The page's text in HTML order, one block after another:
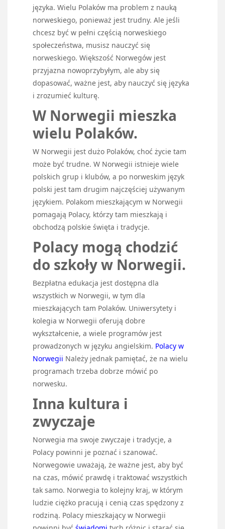
języka. Wielu Polaków ma problem z nauką
norweskiego, ponieważ jest trudny. Ale jeśli
chcesz być w pełni częścią norweskiego
społeczeństwa, musisz nauczyć się
norweskiego. Większość Norwegów jest
przyjazna nowoprzybyłym, ale aby się
dopasować, ważne jest, aby nauczyć się języka
i zrozumieć kulturę.
W Norwegii mieszka
wielu Polaków.
W Norwegii jest dużo Polaków, choć życie tam
może być trudne. W Norwegii istnieje wiele
polskich grup i klubów, a po norweskim język
polski jest tam drugim najczęściej używanym
językiem. Polakom mieszkającym w Norwegii
pomagają Polacy, którzy tam mieszkają i
obchodzą polskie święta i tradycje.
Polacy mogą chodzić
do szkoły w Norwegii.
Bezpłatna edukacja jest dostępna dla
wszystkich w Norwegii, w tym dla
mieszkających tam Polaków. Uniwersytety i
kolegia w Norwegii oferują dobre
wykształcenie, a wiele programów jest
prowadzonych w języku angielskim. Polacy w
Norwegii Należy jednak pamiętać, że na wielu
programach trzeba dobrze mówić po
norwesku.
Inna kultura i
zwyczaje
Norwegia ma swoje zwyczaje i tradycje, a
Polacy powinni je poznać i szanować.
Norwegowie uważają, że ważne jest, aby być
na czas, mówić prawdę i traktować wszystkich
tak samo. Norwegia to kolejny kraj, w którym
ludzie ciężko pracują i cenią czas spędzony z
rodziną. Polacy mieszkający w Norwegii